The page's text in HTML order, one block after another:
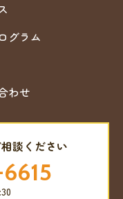
グラム
わせ
談ください